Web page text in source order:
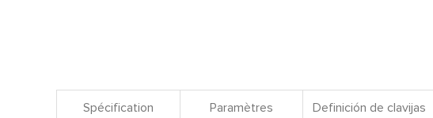
Spécification Paramètres Definición de clavijas